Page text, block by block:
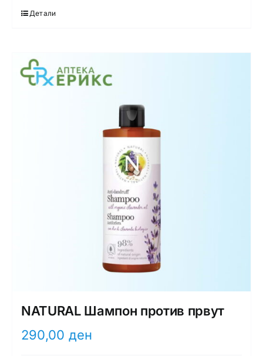
Детали
NATURAL Шампон против првут
290,00 ден